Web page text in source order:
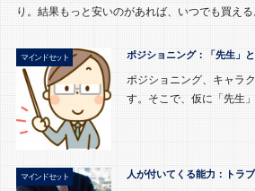
り。結果もっと安いのがあれば、いつでも買え
マインドセット ポジショニング：「先生」
ポジショニング、キャラ
す。そこで、仮に「先生
マインドセット 人が付いてくる能力：トラ